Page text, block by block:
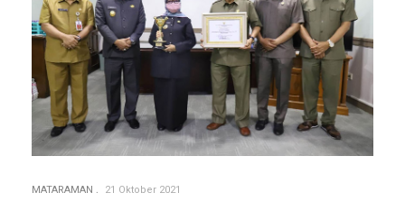
MATARAMAN 21 Oktober 2021